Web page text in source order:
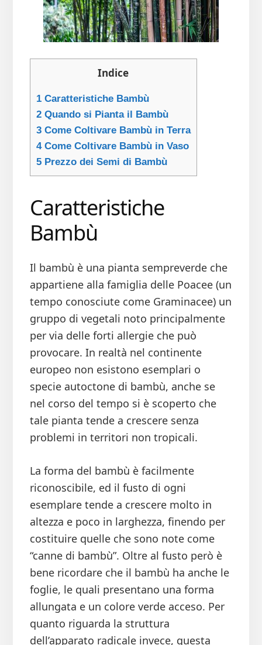
Indice
1Caratteristiche Bambù
2Quando si Pianta il Bambù
3Come Coltivare Bambù in Terra
4Come Coltivare Bambù in Vaso
5Prezzo dei Semi di Bambù
Caratteristiche
Bambù
Il bambù è una pianta sempreverde che
appartiene alla famiglia delle Poacee (un
tempo conosciute come Graminacee) un
gruppo di vegetali noto principalmente
per via delle forti allergie che può
provocare. In realtà nel continente
europeo non esistono esemplari o
specie autoctone di bambù, anche se
nel corso del tempo si è scoperto che
tale pianta tende a crescere senza
problemi in territori non tropicali.
La forma del bambù è facilmente
riconoscibile, ed il fusto di ogni
esemplare tende a crescere molto in
altezza e poco in larghezza, finendo per
costituire quelle che sono note come
“canne di bambù”. Oltre al fusto però è
bene ricordare che il bambù ha anche le
foglie, le quali presentano una forma
allungata e un colore verde acceso. Per
quanto riguarda la struttura
dell’apparato radicale invece, questa